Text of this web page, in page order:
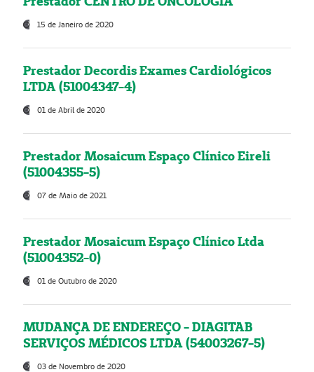
15 de Janeiro de 2020
Prestador Decordis Exames Cardiológicos
LTDA (51004347-4)
01 de Abril de 2020
Prestador Mosaicum Espaço Clínico Eireli
(51004355-5)
07 de Maio de 2021
Prestador Mosaicum Espaço Clínico Ltda
(51004352-0)
01 de Outubro de 2020
MUDANÇA DE ENDEREÇO - DIAGITAB
SERVIÇOS MÉDICOS LTDA (54003267-5)
03 de Novembro de 2020